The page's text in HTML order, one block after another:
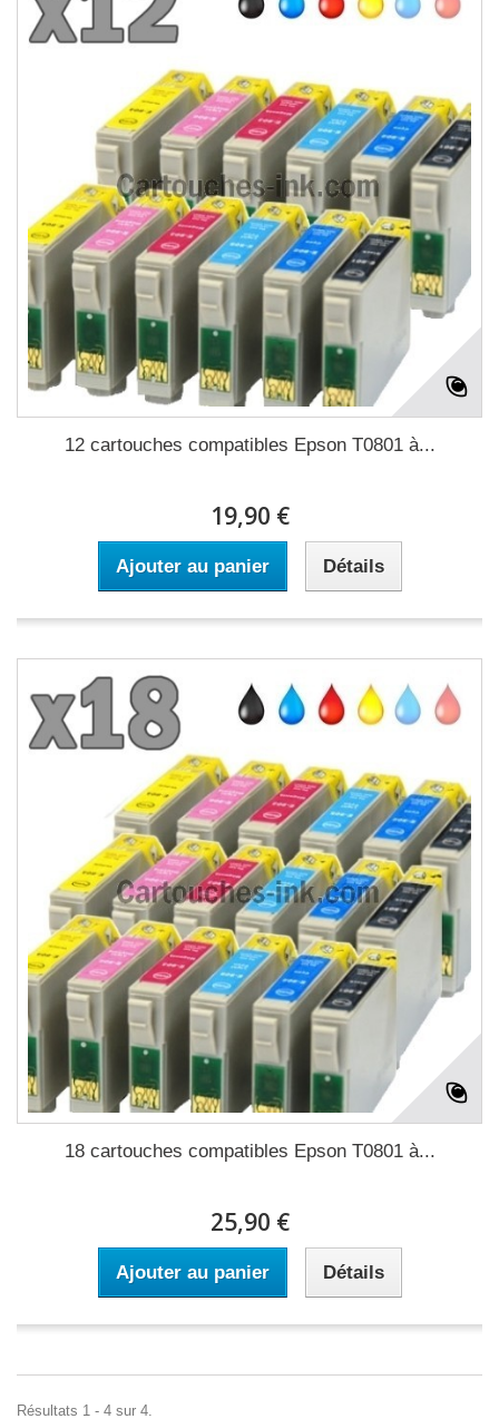
12 cartouches compatibles Epson T0801 à...
19,90 €
Ajouter au panier Détails
18 cartouches compatibles Epson T0801 à...
25,90 €
Ajouter au panier Détails
Résultats 1 - 4 sur 4.